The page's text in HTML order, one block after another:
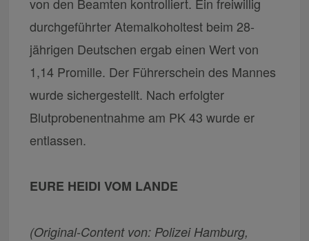
durchgeführter Atemalkoholtest beim 28-
jährigen Deutschen ergab einen Wert von
1,14 Promille. Der Führerschein des Mannes
wurde sichergestellt. Nach erfolgter
Blutprobenentnahme am PK 43 wurde er
entlassen.
EURE HEIDI VOM LANDE
(Original-Content von: Polizei Hamburg,